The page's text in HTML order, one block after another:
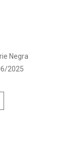
Negra
2025